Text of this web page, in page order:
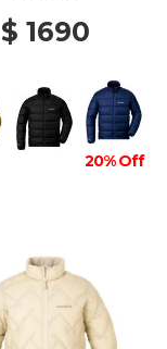
$ 1690
20% Off